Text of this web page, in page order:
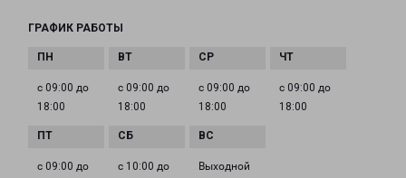
ГРАФИК РАБОТЫ
с 09:00 до
18:00
с 09:00 до
18:00
с 09:00 до
18:00
с 09:00 до
18:00
с 09:00 до
с 10:00 до
Выходной